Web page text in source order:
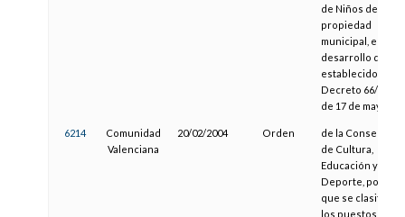
de Niños de
propiedad
municipal, en
desarrollo de lo
establecido en el
Decreto 66/2001,
de 17 de mayo
6214
Comunidad
Valenciana
20/02/2004 Orden
de la Conselleria
de Cultura,
Educación y
Deporte, por la
que se clasifican
los puestos de